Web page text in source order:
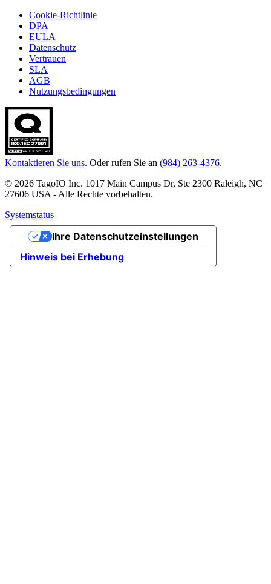
Cookie-Richtlinie
DPA
EULA
Datenschutz
Vertrauen
SLA
AGB
Nutzungsbedingungen
Kontaktieren Sie uns. Oder rufen Sie an (984) 263-4376.
© 2026 TagoIO Inc. 1017 Main Campus Dr, Ste 2300 Raleigh, NC
27606 USA - Alle Rechte vorbehalten.
Systemstatus
Hinweis bei Erhebung
Ihre Datenschutzeinstellungen